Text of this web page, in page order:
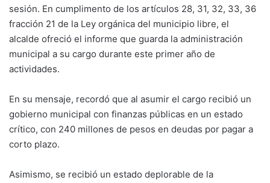
sesión. En cumplimento de los artículos 28, 31, 32, 33, 36
fracción 21 de la Ley orgánica del municipio libre, el
alcalde ofreció el informe que guarda la administración
municipal a su cargo durante este primer año de
actividades.
En su mensaje, recordó que al asumir el cargo recibió un
gobierno municipal con finanzas públicas en un estado
crítico, con 240 millones de pesos en deudas por pagar a
corto plazo.
Asimismo, se recibió un estado deplorable de la